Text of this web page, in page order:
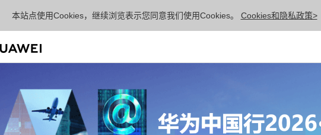
本站点使用Cookies，继续浏览表示您同意我们使用Cookies。 Cookies和隐私政策>